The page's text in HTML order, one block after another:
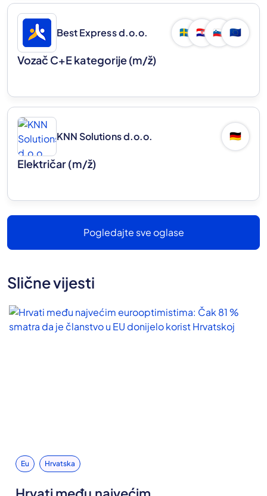
Best Express d.o.o. 🇸🇪 🇭🇷 🇸🇮 🇪🇺
Vozač C+E kategorije(m/ž)
KNN Solutions d.o.o. 🇩🇪
Električar(m/ž)
Pogledajte sve oglase
Slične vijesti
Eu Hrvatska